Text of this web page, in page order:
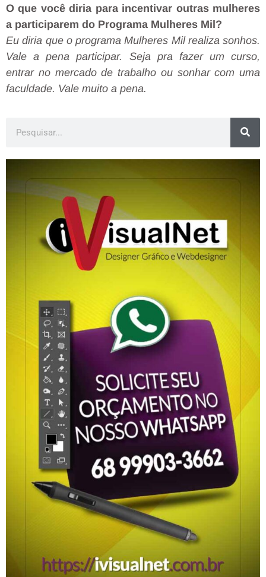
O que você diria para incentivar outras mulheres
a participarem do Programa Mulheres Mil?
Eu diria que o programa Mulheres Mil realiza sonhos.
Vale a pena participar. Seja pra fazer um curso,
entrar no mercado de trabalho ou sonhar com uma
faculdade. Vale muito a pena.